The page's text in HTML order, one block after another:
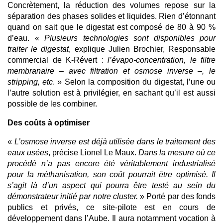
Concrètement, la réduction des volumes repose sur la
séparation des phases solides et liquides. Rien d’étonnant
quand on sait que le digestat est composé de 80 à 90 %
d’eau. « Plusieurs technologies sont disponibles pour
traiter le digestat, explique Julien Brochier, Responsable
commercial de K-Révert : l’évapo-concentration, le filtre
membranaire – avec filtration et osmose inverse –, le
stripping, etc. » Selon la composition du digestat, l’une ou
l’autre solution est à privilégier, en sachant qu’il est aussi
possible de les combiner.
Des coûts à optimiser
« L’osmose inverse est déjà utilisée dans le traitement des
eaux usées, précise Lionel Le Maux. Dans la mesure où ce
procédé n’a pas encore été véritablement industrialisé
pour la méthanisation, son coût pourrait être optimisé. Il
s’agit là d’un aspect qui pourra être testé au sein du
démonstrateur initié par notre cluster. » Porté par des fonds
publics et privés, ce site-pilote est en cours de
développement dans l’Aube. Il aura notamment vocation à